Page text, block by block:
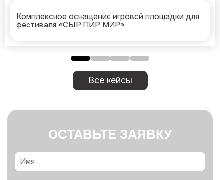
Комплексное оснащение игровой площадки для
фестиваля «СЫР ПИР МИР»
Все кейсы
ОСТАВЬТЕ ЗАЯВКУ